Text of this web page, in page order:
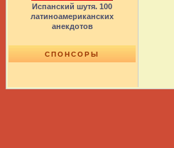
Испанский шутя. 100
латиноамериканских
анекдотов
СПОНСОРЫ